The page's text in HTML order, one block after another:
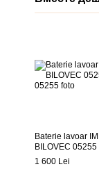
Baterie lavoar
BILOVEC 05255
1 600 Lei